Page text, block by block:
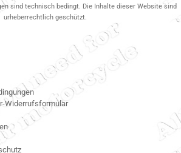
sind technisch bedingt. Die Inhalte dieser Website sind
urheberrechtlich geschützt.
Widerrufsformular